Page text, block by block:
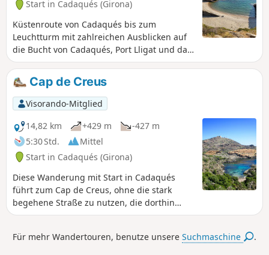
Start in Cadaqués (Girona)
Küstenroute von Cadaqués bis zum
Leuchtturm mit zahlreichen Ausblicken auf
die Bucht von Cadaqués, Port Lligat und das
Cap de Creus.
Cap de Creus
Visorando-Mitglied
14,82 km
+429 m
-427 m
5:30 Std.
Mittel
Start in Cadaqués (Girona)
Diese Wanderung mit Start in Cadaqués
führt zum Cap de Creus, ohne die stark
begehene Straße zu nutzen, die dorthin
führt. Dieses Kap hat die Besonderheit, der
sein, und bietet eine einzigartige,
Für mehr Wandertouren, benutze unsereSuchmaschine .